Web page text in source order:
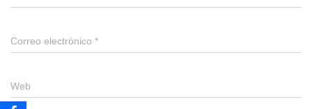
Correo electrónico *
Web